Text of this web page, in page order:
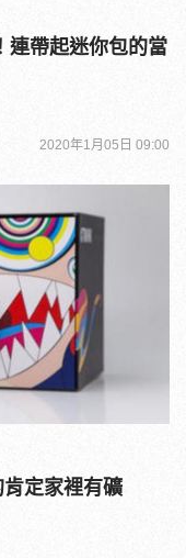
連帶起迷你包的當
2020年1月05日 09:00
定家裡有礦